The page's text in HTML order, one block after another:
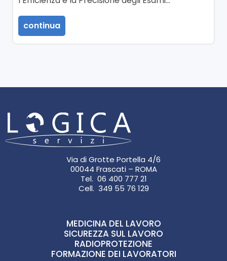
continua
Via di Grotte Portella 4/6
00044 Frascati – ROMA
Tel. 06 400 777 21
Cell. 349 55 76 129
MEDICINA DEL LAVORO
SICUREZZA SUL LAVORO
RADIOPROTEZIONE
FORMAZIONE DEI LAVORATORI